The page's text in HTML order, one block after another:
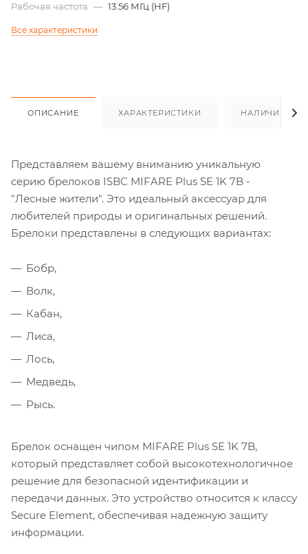
Рабочая частота — 13.56 МГц (HF)
Все характеристики
ОПИСАНИЕ ХАРАКТЕРИСТИКИ НАЛИЧИЕ
Представляем вашему вниманию уникальную
серию брелоков ISBC MIFARE Plus SE 1K 7B -
"Лесные жители". Это идеальный аксессуар для
любителей природы и оригинальных решений.
Брелоки представлены в следующих вариантах:
Бобр,
Волк,
Кабан,
Лиса,
Лось,
Медведь,
Рысь.
Брелок оснащен чипом MIFARE Plus SE 1K 7B,
который представляет собой высокотехнологичное
решение для безопасной идентификации и
передачи данных. Это устройство относится к классу
Secure Element, обеспечивая надежную защиту
информации.